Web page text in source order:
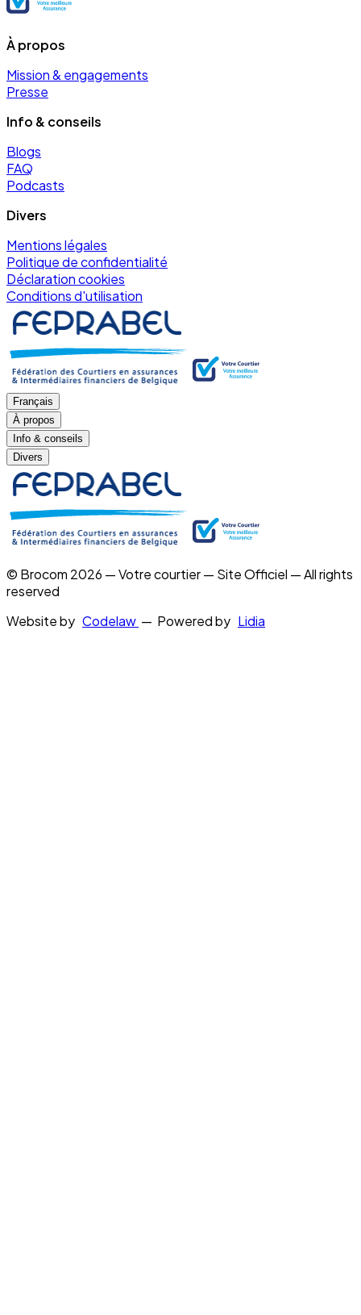
À propos
Mission & engagements
Presse
Info & conseils
Blogs
FAQ
Podcasts
Divers
Mentions légales
Politique de confidentialité
Déclaration cookies
Conditions d'utilisation
Français
À propos
Info & conseils
Divers
© Brocom 2026 — Votre courtier — Site Officiel — All rights
reserved
Website by Codelaw — Powered by Lidia